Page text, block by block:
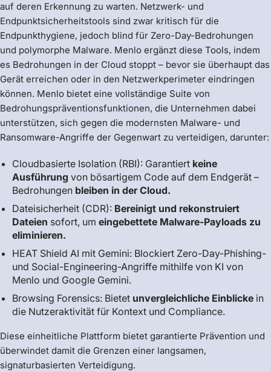
auf deren Erkennung zu warten. Netzwerk- und
Endpunktsicherheitstools sind zwar kritisch für die
Endpunkthygiene, jedoch blind für Zero-Day-Bedrohungen
und polymorphe Malware. Menlo ergänzt diese Tools, indem
es Bedrohungen in der Cloud stoppt – bevor sie überhaupt das
Gerät erreichen oder in den Netzwerkperimeter eindringen
können. Menlo bietet eine vollständige Suite von
Bedrohungspräventionsfunktionen, die Unternehmen dabei
unterstützen, sich gegen die modernsten Malware- und
Ransomware-Angriffe der Gegenwart zu verteidigen, darunter:
Cloudbasierte Isolation (RBI): Garantiert keine
Ausführung von bösartigem Code auf dem Endgerät –
Bedrohungen bleiben in der Cloud.
Dateisicherheit (CDR): Bereinigt und rekonstruiert
Dateien sofort, um eingebettete Malware-Payloads zu
eliminieren.
HEAT Shield AI mit Gemini: Blockiert Zero-Day-Phishing-
und Social-Engineering-Angriffe mithilfe von KI von
Menlo und Google Gemini.
Browsing Forensics: Bietet unvergleichliche Einblicke in
die Nutzeraktivität für Kontext und Compliance.
Diese einheitliche Plattform bietet garantierte Prävention und
überwindet damit die Grenzen einer langsamen,
signaturbasierten Verteidigung.